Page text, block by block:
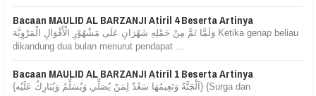
Bacaan MAULID AL BARZANJI Atiril 4 Beserta Artinya
وَلَمَّا تَمَّ مِنْ حَمْلِهِ شَهْرَانِ عَلَى مَشْهُوْرِ الْأَقْوَالِ الْمَرْوِيَّة Ketika genap beliau
dikandung dua bulan menurut pendapat ...
Bacaan MAULID AL BARZANJI Atiril 1 Beserta Artinya
{اَلْجَنَّةُ وَنَعِيمُهَا سَعْدٌ لِمَنْ يُصَلِّي وَيُسَلِّمُ وَيُبَارِكُ عَلَيْه} {Surga dan